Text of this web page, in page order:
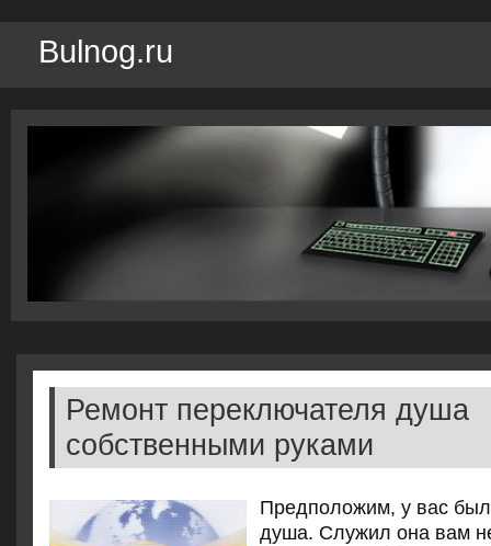
Bulnog.ru
Ремонт переключателя душа
собственными руками
Предположим, у вас
душа. Служил она вам